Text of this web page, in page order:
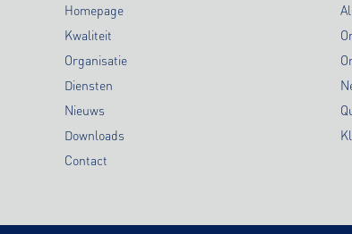
Homepage
Kwaliteit
Organisatie
Diensten
Nieuws
Downloads
Contact